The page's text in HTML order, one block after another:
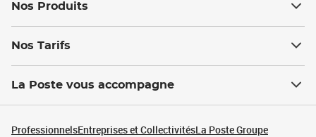
Nos Produits
Nos Tarifs
La Poste vous accompagne
ProfessionnelsEntreprises et CollectivitésLa Poste Groupe